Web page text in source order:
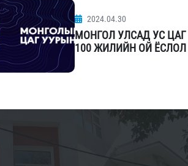
2024.04.30
МОНГОЛ УЛСАД УС
100 ЖИЛИЙН ОЙ